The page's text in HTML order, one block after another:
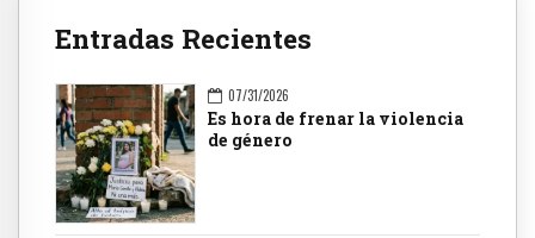
Entradas Recientes
07/31/2026
Es hora de frenar la violencia
de género